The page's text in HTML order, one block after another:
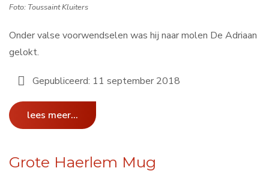
Foto: Toussaint Kluiters
Onder valse voorwendselen was hij naar molen De Adriaan
gelokt.
Gepubliceerd: 11 september 2018
lees meer...
Grote Haerlem Mug